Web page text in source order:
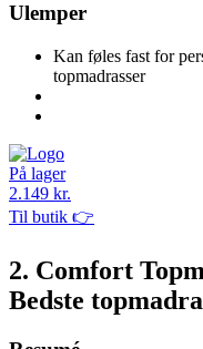
Ulemper
Kan føles fast for
topmadrasser
På lager
2.149 kr.
Til butik 👉
2. Comfort
Bedste